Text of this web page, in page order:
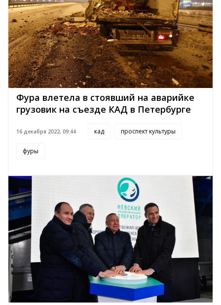
Фура влетела в стоявший на аварийке
грузовик на съезде КАД в Петербурге
16 декабря 2022, 09:44 кад проспект культуры
фуры